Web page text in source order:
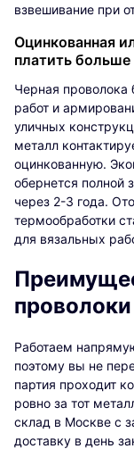
взвешивание при
Оцинкованная
платить больше
Черная проволока
работ и
уличных
металл
оцинкованную.
обернется полной
через 2-3 года.
термообработки
для вязальных
Работаем
поэтому вы не
партия проходит
ровно за тот
склад в Москве с
доставку в день